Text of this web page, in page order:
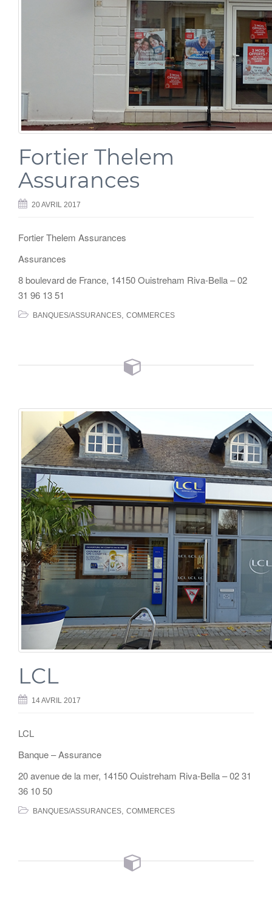
Fortier Thelem
Assurances
20 AVRIL 2017
Fortier Thelem Assurances
Assurances
8 boulevard de France, 14150 Ouistreham Riva-Bella – 02
31 96 13 51
BANQUES/ASSURANCES, COMMERCES
LCL
14 AVRIL 2017
LCL
Banque – Assurance
20 avenue de la mer, 14150 Ouistreham Riva-Bella – 02 31
36 10 50
BANQUES/ASSURANCES, COMMERCES